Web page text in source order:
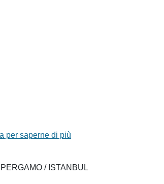
per saperne di più
/ ISTANBUL